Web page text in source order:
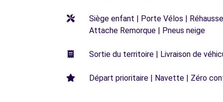
Siège enfant | Porte Vélos |
Attache Remorque | Pneus neige
Sortie du territoire | Livraison de
Départ prioritaire | Navette | Zéro